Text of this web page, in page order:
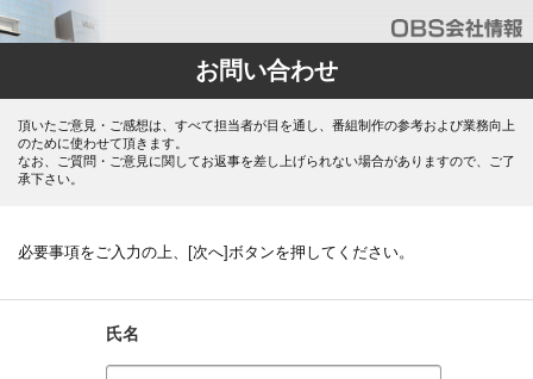
お問い合わせ
頂いたご意見・ご感想は、すべて担当者が目を通し、番組制作の参考および業務向上
のために使わせて頂きます。
なお、ご質問・ご意見に関してお返事を差し上げられない場合がありますので、ご了
承下さい。
必要事項をご入力の上、[次へ]ボタンを押してください。
氏名